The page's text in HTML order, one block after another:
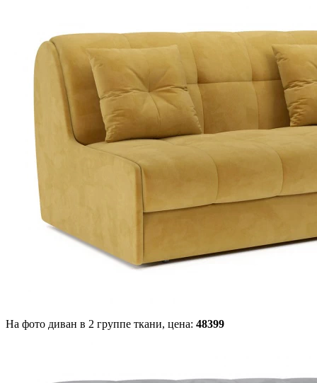
На фото диван в 2 группе ткани, цена: 48399